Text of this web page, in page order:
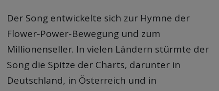
Der Song entwickelte sich zur Hymne der
Flower-Power-Bewegung und zum
Millionenseller. In vielen Ländern stürmte der
Song die Spitze der Charts, darunter in
Deutschland, in Österreich und in